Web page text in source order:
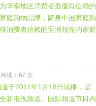
华南地区消费者最值得信赖的
庭购物品牌，跻身中国家庭购
消费者信赖的亚洲领先的家庭
阅读：67 次
于2011年1月18日试播，是
新电视频道。国际频道节目内